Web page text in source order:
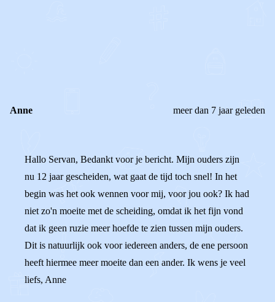
Anne meer dan 7 jaar geleden
Hallo Servan, Bedankt voor je bericht. Mijn ouders zijn
nu 12 jaar gescheiden, wat gaat de tijd toch snel! In het
begin was het ook wennen voor mij, voor jou ook? Ik had
niet zo'n moeite met de scheiding, omdat ik het fijn vond
dat ik geen ruzie meer hoefde te zien tussen mijn ouders.
Dit is natuurlijk ook voor iedereen anders, de ene persoon
heeft hiermee meer moeite dan een ander. Ik wens je veel
liefs, Anne